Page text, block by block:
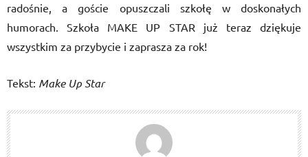
radośnie, a goście opuszczali szkołę w doskonałych
humorach. Szkoła MAKE UP STAR już teraz dziękuje
wszystkim za przybycie i zaprasza za rok!
Tekst: Make Up Star